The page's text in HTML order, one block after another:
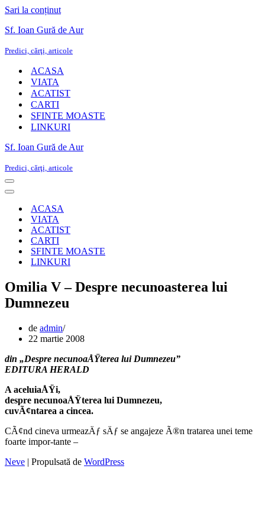
Sari la conținut
Sf. Ioan Gură de Aur
Predici, cărţi, articole
ACASA
VIATA
ACATIST
CARTI
SFINTE MOASTE
LINKURI
Sf. Ioan Gură de Aur
Predici, cărţi, articole
Meniu
de
Meniu
navigareACASA
VIATA
ACATIST
CARTI
SFINTE MOASTE
LINKURI
Omilia V – Despre necunoasterea lui
Dumnezeu
de admin
22 martie 2008
din „Despre necunoaÅŸterea lui Dumnezeu”
EDITURA HERALD
A aceluiaÅŸi,
despre necunoaÅŸterea lui Dumnezeu,
cuvÃ¢ntarea a cincea.
CÃ¢nd cineva urmeazÄƒ sÄƒ se angajeze Ã®n tratarea unei teme
foarte impor-tante –
Neve | Propulsată de WordPress